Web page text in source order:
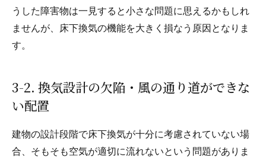
うした障害物は一見すると小さな問題に思えるかもしれ
ませんが、床下換気の機能を大きく損なう原因となりま
す。
3-2. 換気設計の欠陥・風の通り道ができな
い配置
建物の設計段階で床下換気が十分に考慮されていない場
合、そもそも空気が適切に流れないという問題がありま